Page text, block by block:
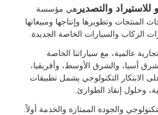
والتصديرهي مؤسسة
وتطويرها وإنتاجها ومبيعاتها
الركاب والسيارات الخاصة الجديدة.
عالمية، مع سياراتنا الخاصة
آسيا، والشرق الأوسط، وأفريقيا،
الابتكار التكنولوجي يشمل تطبيقات
وحلول إنقاذ الطوارئ.
والجودة الممتازة والخدمة أولاً.